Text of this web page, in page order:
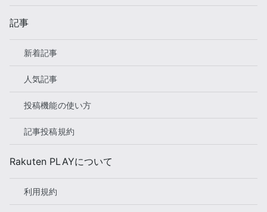
記事
新着記事
人気記事
投稿機能の使い方
記事投稿規約
Rakuten PLAYについて
利用規約